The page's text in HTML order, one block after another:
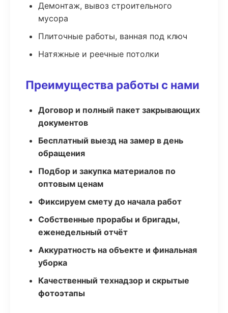
Демонтаж, вывоз строительного
мусора
Плиточные работы, ванная под ключ
Натяжные и реечные потолки
Преимущества работы с нами
Договор и полный пакет закрывающих
документов
Бесплатный выезд на замер в день
обращения
Подбор и закупка материалов по
оптовым ценам
Фиксируем смету до начала работ
Собственные прорабы и бригады,
еженедельный отчёт
Аккуратность на объекте и финальная
уборка
Качественный технадзор и скрытые
фотоэтапы